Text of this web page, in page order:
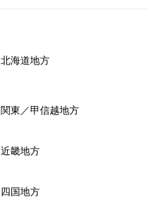
北海道地方
関東／甲信越地方
近畿地方
四国地方